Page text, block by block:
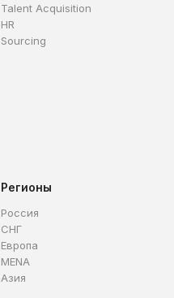
Talent Acquisition
HR
Sourcing
Регионы
Россия
СНГ
Европа
MENA
Азия